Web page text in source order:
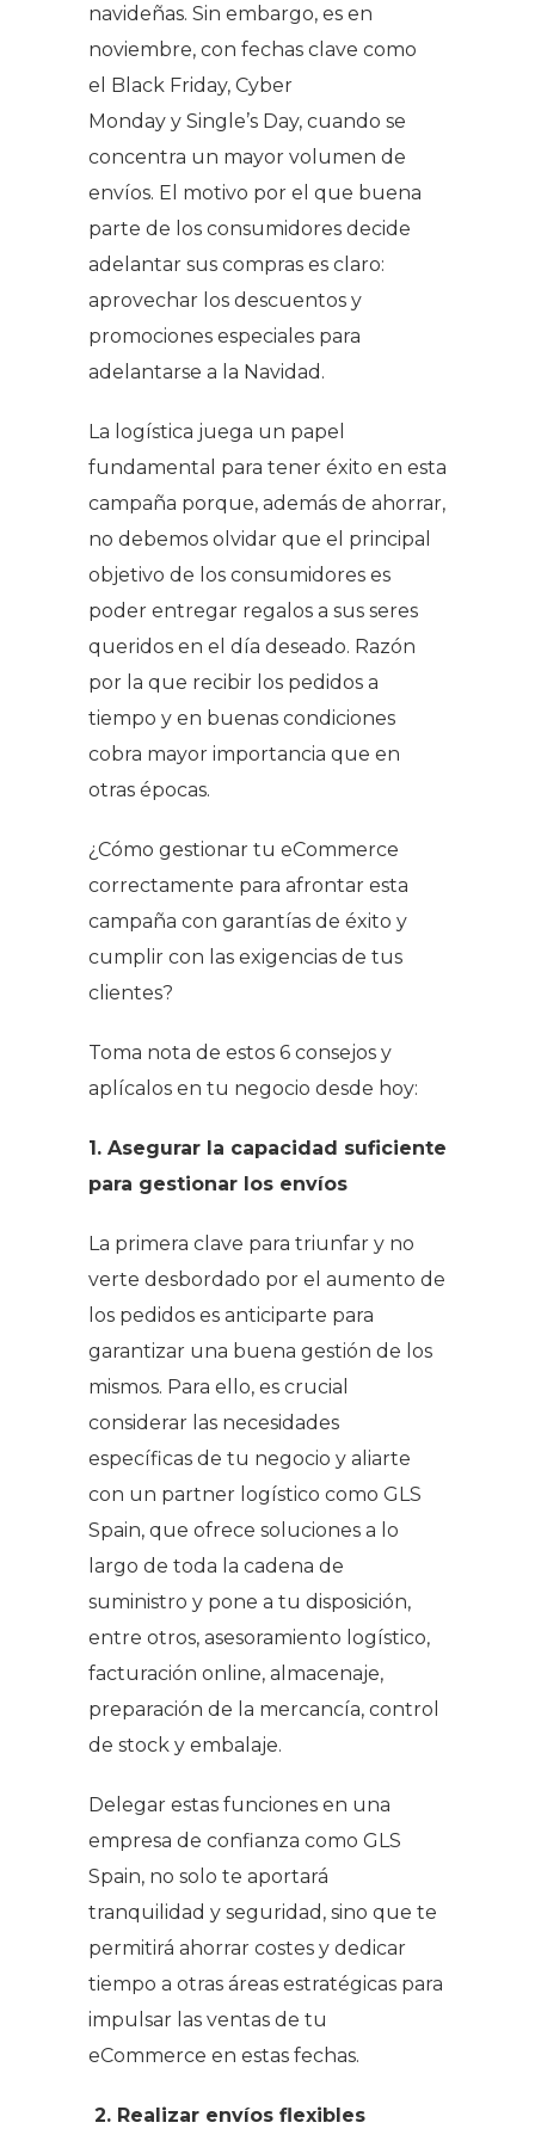
navideñas. Sin embargo, es en
noviembre, con fechas clave como
el Black Friday, Cyber
Monday y Single’s Day, cuando se
concentra un mayor volumen de
envíos. El motivo por el que buena
parte de los consumidores decide
adelantar sus compras es claro:
aprovechar los descuentos y
promociones especiales para
adelantarse a la Navidad.
La logística juega un papel
fundamental para tener éxito en esta
campaña porque, además de ahorrar,
no debemos olvidar que el principal
objetivo de los consumidores es
poder entregar regalos a sus seres
queridos en el día deseado. Razón
por la que recibir los pedidos a
tiempo y en buenas condiciones
cobra mayor importancia que en
otras épocas.
¿Cómo gestionar tu eCommerce
correctamente para afrontar esta
campaña con garantías de éxito y
cumplir con las exigencias de tus
clientes?
Toma nota de estos 6 consejos y
aplícalos en tu negocio desde hoy:
1. Asegurar la capacidad suficiente
para gestionar los envíos
La primera clave para triunfar y no
verte desbordado por el aumento de
los pedidos es anticiparte para
garantizar una buena gestión de los
mismos. Para ello, es crucial
considerar las necesidades
específicas de tu negocio y aliarte
con un partner logístico como GLS
Spain, que ofrece soluciones a lo
largo de toda la cadena de
suministro y pone a tu disposición,
entre otros, asesoramiento logístico,
facturación online, almacenaje,
preparación de la mercancía, control
de stock y embalaje.
Delegar estas funciones en una
empresa de confianza como GLS
Spain, no solo te aportará
tranquilidad y seguridad, sino que te
permitirá ahorrar costes y dedicar
tiempo a otras áreas estratégicas para
impulsar las ventas de tu
eCommerce en estas fechas.
2. Realizar envíos flexibles